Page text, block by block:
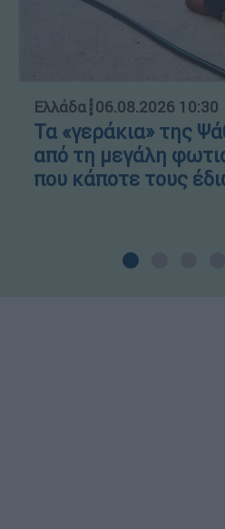
Ελλάδα┋06.08.2026 10:30
Τα «γεράκια» της
από τη μεγάλη
που κάποτε τους